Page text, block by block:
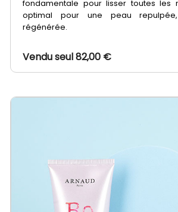
fondamentale pour lisser toutes les
optimal pour une peau
régénérée.
Vendu seul 82,00 €